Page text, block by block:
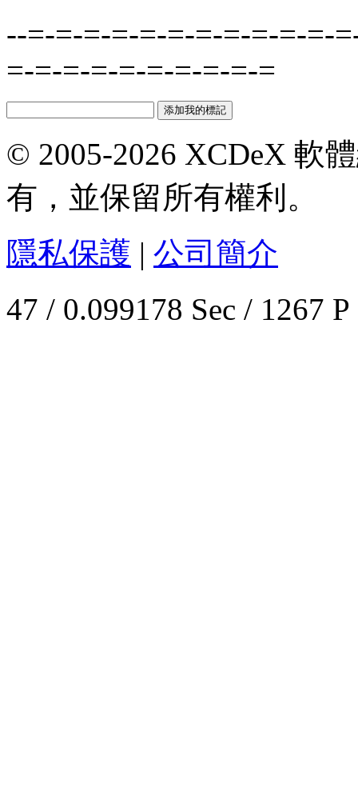
--=-=-=-=-=-=-=-=-=-=-=-
=-=-=-=-=-=-=-=-=-=
© 2005-2026 XCDeX 軟
有，並保留所有權利。
隱私保護 | 公司簡介
47 / 0.099178 Sec / 1267